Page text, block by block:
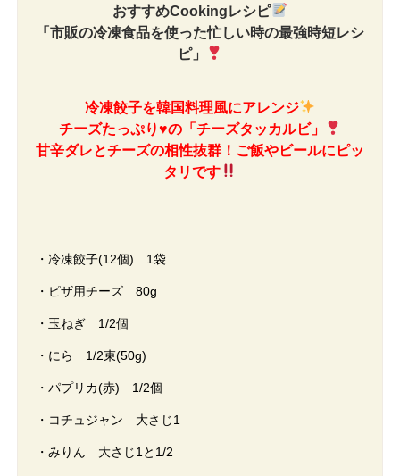
おすすめCookingレシピ
「市販の冷凍食品を使った忙しい時の最強時短レシ
ピ」
冷凍餃子を韓国料理風にアレンジ
チーズたっぷり♥の「チーズタッカルビ」
甘辛ダレとチーズの相性抜群！ご飯やビールに ピッ
タリです
・冷凍餃子(12個) 1袋
・ピザ用チーズ 80g
・玉ねぎ 1/2個
・にら 1/2束(50g)
・パプリカ(赤) 1/2個
・コチュジャン 大さじ1
・みりん 大さじ1と1/2